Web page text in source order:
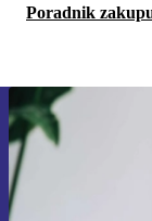
Poradnik